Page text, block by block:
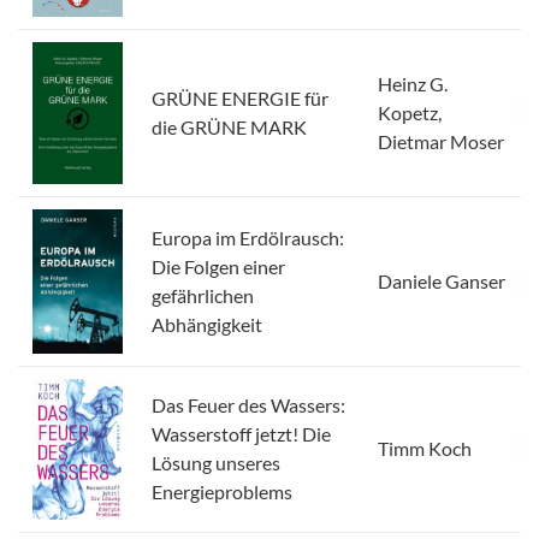
GRÜNE ENERGIE für
die GRÜNE MARK
Heinz G.
Kopetz,
Dietmar Moser
Europa im Erdölrausch:
Die Folgen einer
gefährlichen
Abhängigkeit
Daniele Ganser
Das Feuer des Wassers:
Wasserstoff jetzt! Die
Lösung unseres
Energieproblems
Timm Koch